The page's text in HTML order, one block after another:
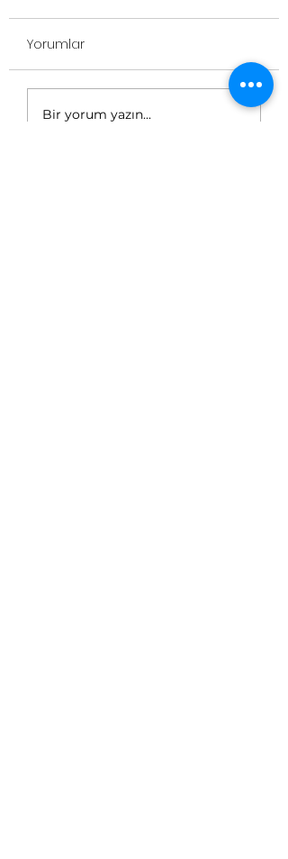
Yorumlar
Bir yorum yazın...